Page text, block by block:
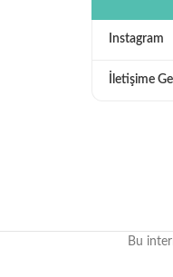
Instagram
İletişime
Bu